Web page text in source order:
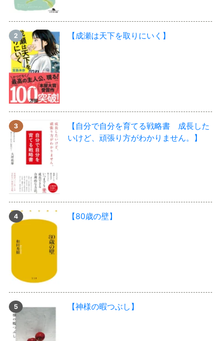
【成瀬は天下を取りにいく】
【自分で自分を育てる戦略書 成長した
いけど、頑張り方がわかりません。】
【80歳の壁】
【神様の暇つぶし】